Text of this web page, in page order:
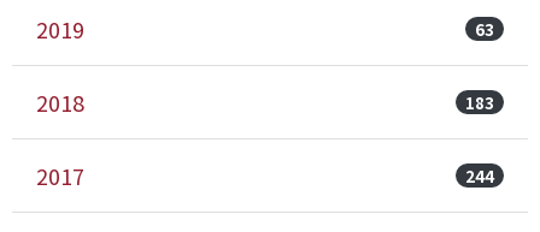
2019 63
2018 183
2017 244